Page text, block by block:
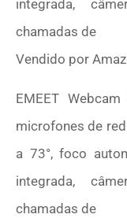
Vendido por
EMEET
microfones de
a 73°, foco
integrada,
chamadas de